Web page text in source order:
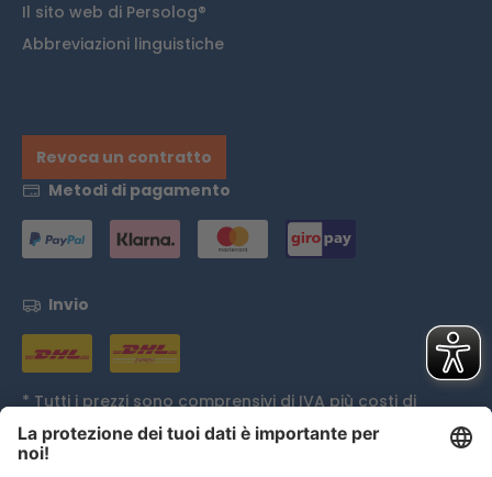
Il sito web di Persolog®
Abbreviazioni linguistiche
Revoca un contratto
Metodi di pagamento
Invio
* Tutti i prezzi sono comprensivi di IVA piùcosti di
spedizioneed eventualmente spese di contrassegno,
se non diversamente indicato.